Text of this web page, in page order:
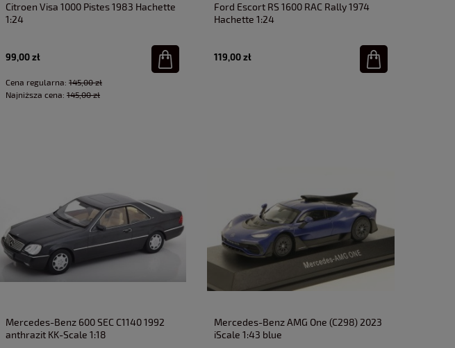
Citroen Visa 1000 Pistes 1983 Hachette
1:24
99,00 zł
Cena regularna: 145,00 zł
Najniższa cena: 145,00 zł
Ford Escort RS 1600 RAC Rally 1974
Hachette 1:24
119,00 zł
Mercedes-Benz 600 SEC C1140 1992
anthrazit KK-Scale 1:18
Mercedes-Benz AMG One (C298) 2023
iScale 1:43 blue